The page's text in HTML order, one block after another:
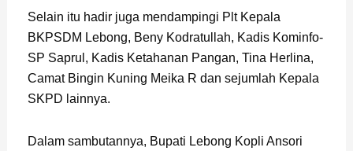
Selain itu hadir juga mendampingi Plt Kepala
BKPSDM Lebong, Beny Kodratullah, Kadis Kominfo-
SP Saprul, Kadis Ketahanan Pangan, Tina Herlina,
Camat Bingin Kuning Meika R dan sejumlah Kepala
SKPD lainnya.
Dalam sambutannya, Bupati Lebong Kopli Ansori